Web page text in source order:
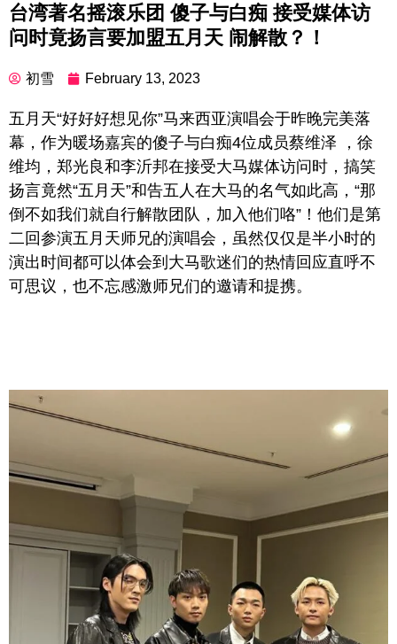
台湾著名摇滚乐团 傻子与白痴 接受媒体访
问时竟扬言要加盟五月天 闹解散？！
初雪 February 13, 2023
五月天“好好好想见你”马来西亚演唱会于昨晚完美落
幕，作为暖场嘉宾的傻子与白痴4位成员蔡维泽 ，徐
维均，郑光良和李沂邦在接受大马媒体访问时，搞笑
扬言竟然“五月天”和告五人在大马的名气如此高，“那
倒不如我们就自行解散团队，加入他们咯”！他们是第
二回参演五月天师兄的演唱会，虽然仅仅是半小时的
演出时间都可以体会到大马歌迷们的热情回应直呼不
可思议，也不忘感激师兄们的邀请和提携。